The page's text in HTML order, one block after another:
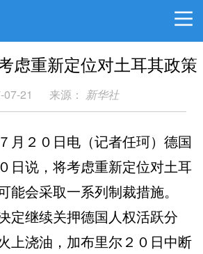
虑重新定位对土耳其政策
21 来源： 新华社
２０日电（记者任珂）德国
日说，将考虑重新定位对土耳
能会采取一系列制裁措施。
继续关押德国人权活跃分
上浇油，加布里尔２０日中断